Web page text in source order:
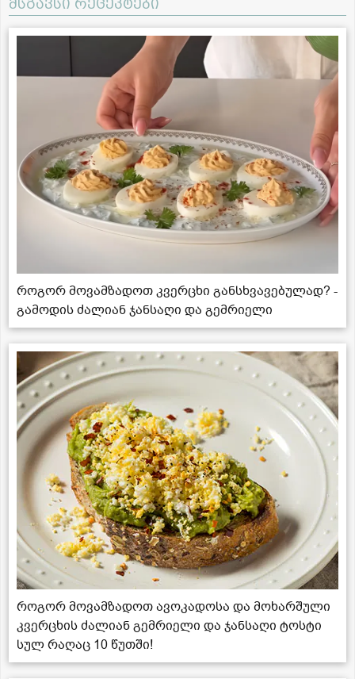
როგორ მოვამზადოთ კვერცხი განსხვავებულად? -
გამოდის ძალიან ჯანსაღი და გემრიელი
როგორ მოვამზადოთ ავოკადოსა და მოხარშული
კვერცხის ძალიან გემრიელი და ჯანსაღი ტოსტი
სულ რაღაც 10 წუთში!